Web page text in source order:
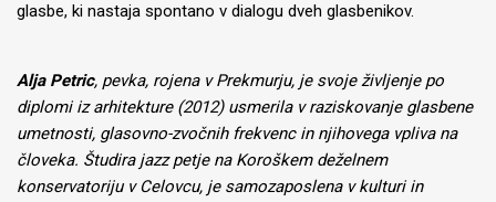
glasbe, ki nastaja spontano v dialogu dveh glasbenikov.
Alja Petric, pevka, rojena v Prekmurju, je svoje življenje po
diplomi iz arhitekture (2012) usmerila v raziskovanje glasbene
umetnosti, glasovno-zvočnih frekvenc in njihovega vpliva na
človeka. Študira jazz petje na Koroškem deželnem
konservatoriju v Celovcu, je samozaposlena v kulturi in